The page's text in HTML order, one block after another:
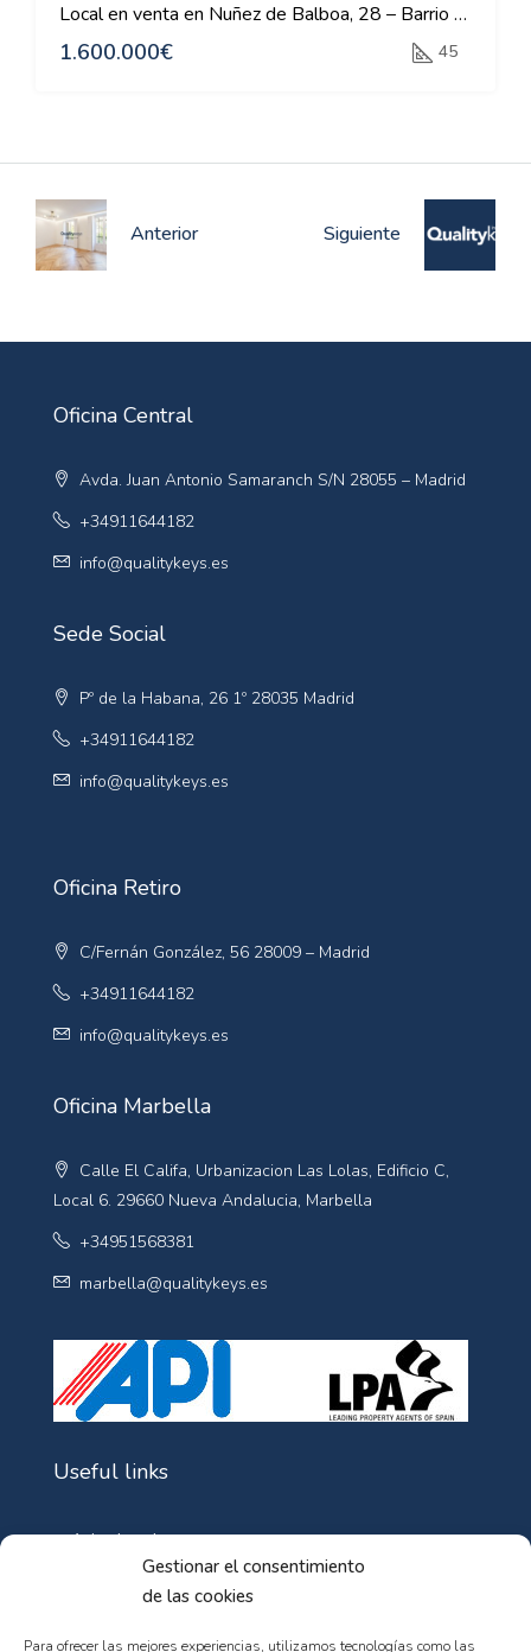
Gestionar el consentimiento
de las cookies
Para ofrecer las mejores experiencias, utilizamos tecnologías como las
Local en venta en Nuñez de Balboa, 28 – Barrio de Salamanca
1.600.000€ 45
Anterior Siguiente
Oficina Central
Avda. Juan Antonio Samaranch S/N 28055 – Madrid
+34911644182
info@qualitykeys.es
Sede Social
Pº de la Habana, 26 1º 28035 Madrid
+34911644182
info@qualitykeys.es
Oficina Retiro
C/Fernán González, 56 28009 – Madrid
+34911644182
info@qualitykeys.es
Oficina Marbella
Calle El Califa, Urbanizacion Las Lolas, Edificio C,
Local 6. 29660 Nueva Andalucia, Marbella
+34951568381
marbella@qualitykeys.es
Useful links
Aviso Legal
Política de Cookies